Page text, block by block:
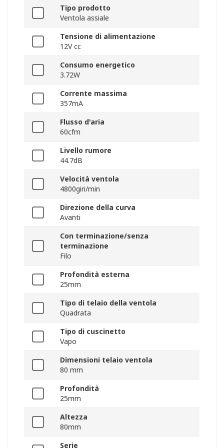
Tipo prodotto
Ventola assiale
Tensione di alimentazione
12V cc
Consumo energetico
3.72W
Corrente massima
357mA
Flusso d'aria
60cfm
Livello rumore
44.7dB
Velocità ventola
4800giri/min
Direzione della curva
Avanti
Con terminazione/senza
terminazione
Filo
Profondità esterna
25mm
Tipo di telaio della ventola
Quadrata
Tipo di cuscinetto
Vapo
Dimensioni telaio ventola
80 mm
Profondità
25mm
Altezza
80mm
Serie